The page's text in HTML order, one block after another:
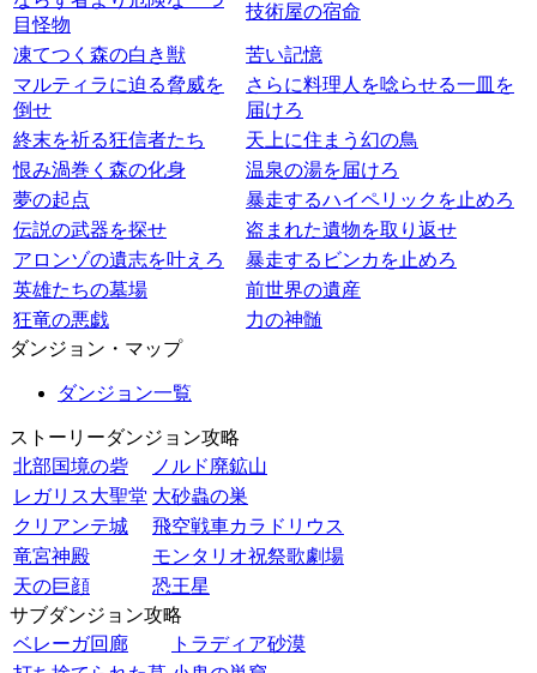
目怪物
技術屋の宿命
凍てつく森の白き獣
苦い記憶
マルティラに迫る脅威を
倒せ
さらに料理人を唸らせる一皿を
届けろ
終末を祈る狂信者たち
天上に住まう幻の鳥
恨み渦巻く森の化身
温泉の湯を届けろ
夢の起点
暴走するハイペリックを止めろ
伝説の武器を探せ
盗まれた遺物を取り返せ
アロンゾの遺志を叶えろ
暴走するビンカを止めろ
英雄たちの墓場
前世界の遺産
狂竜の悪戯
力の神髄
ダンジョン・マップ
ダンジョン一覧
ストーリーダンジョン攻略
北部国境の砦
ノルド廃鉱山
レガリス大聖堂 大砂蟲の巣
クリアンテ城
飛空戦車カラドリウス
竜宮神殿
モンタリオ祝祭歌劇場
天の巨顔
恐王星
サブダンジョン攻略
ベレーガ回廊
トラディア砂漠